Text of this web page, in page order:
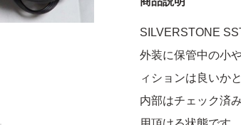
SILVERSTONE
外装に保管中の小
ィションは良いか
内部はチェック済